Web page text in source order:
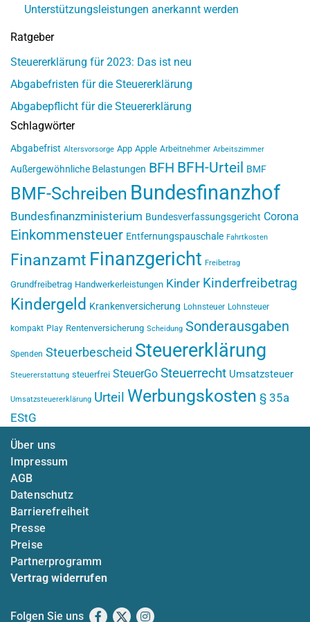
Unterstützungsleistungen anerkannt werden
Ratgeber
Steuererklärung für 2023: Das ist neu
Abgabefristen für die Steuererklärung
Abgabepflicht für die Steuererklärung
Schlagwörter
Abgabefrist Altersvorsorge App Apple Arbeitnehmer Arbeitszimmer
Außergewöhnliche Belastungen BFH BFH-Urteil BMF
BMF-Schreiben Bundesfinanzhof
Bundesfinanzministerium Bundesverfassungsgericht Corona
Einkommensteuer Entfernungspauschale Fahrtkosten
Finanzamt Finanzgericht Freibetrag
Grundfreibetrag Handwerkerleistungen Kinder Kinderfreibetrag
Kindergeld Krankenversicherung Lohnsteuer Lohnsteuer
kompakt Play Rentenversicherung Scheidung Sonderausgaben
Spenden Steuerbescheid Steuererklärung
Steuererstattung steuerfrei SteuerGo Steuerrecht Umsatzsteuer
Umsatzsteuererklärung Urteil Werbungskosten § 35a
EStG
Über uns
Impressum
AGB
Datenschutz
Barrierefreiheit
Presse
Preise
Partnerprogramm
Vertrag widerrufen
Folgen Sie uns Facebook
X Instagram